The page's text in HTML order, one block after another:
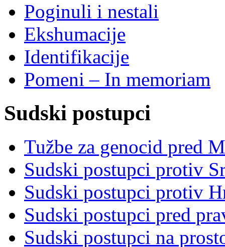
Poginuli i nestali
Ekshumacije
Identifikacije
Pomeni – In memoriam
Sudski postupci
Tužbe za genocid pred
Sudski postupci protiv
Sudski postupci protiv
Sudski postupci pred
Sudski postupci na